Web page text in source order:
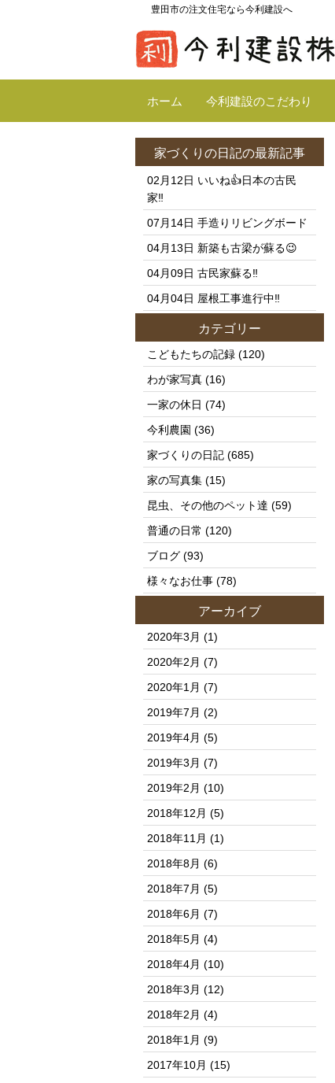
豊田市の注文住宅なら今利建設へ
ホーム 今利建設のこだわり
家づくりの日記の最新記事
02月12日 いいね👍日本の古民
家‼️
07月14日 手造りリビングボード
04月13日 新築も古梁が蘇る😉
04月09日 古民家蘇る‼️
04月04日 屋根工事進行中‼️
カテゴリー
こどもたちの記録 (120)
わが家写真 (16)
一家の休日 (74)
今利農園 (36)
家づくりの日記 (685)
家の写真集 (15)
昆虫、その他のペット達 (59)
普通の日常 (120)
ブログ (93)
様々なお仕事 (78)
アーカイブ
2020年3月 (1)
2020年2月 (7)
2020年1月 (7)
2019年7月 (2)
2019年4月 (5)
2019年3月 (7)
2019年2月 (10)
2018年12月 (5)
2018年11月 (1)
2018年8月 (6)
2018年7月 (5)
2018年6月 (7)
2018年5月 (4)
2018年4月 (10)
2018年3月 (12)
2018年2月 (4)
2018年1月 (9)
2017年10月 (15)